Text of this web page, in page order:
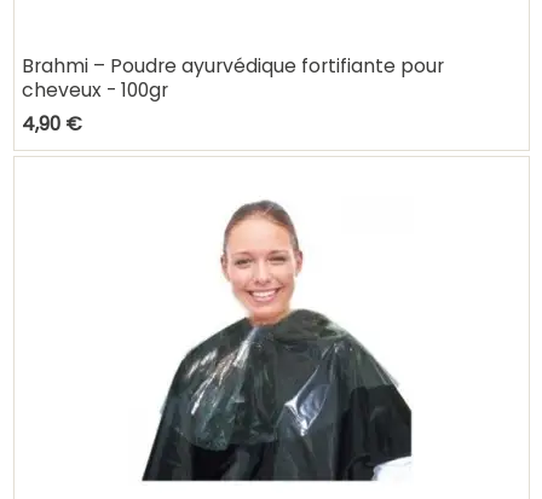
Brahmi – Poudre ayurvédique fortifiante pour
cheveux - 100gr
4,90 €